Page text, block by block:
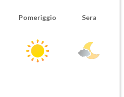
Pomeriggio Sera